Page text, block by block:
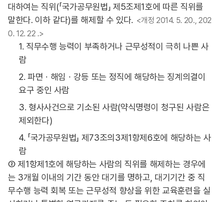
대하여는 직위(「국가공무원법」 제5조제1호에 따른 직위를
말한다. 이하 같다)를 해제할 수 있다. <개정 2014. 5. 20., 202
0. 12. 22 .>
1. 직무수행 능력이 부족하거나 근무성적이 극히 나쁜 사
람
2. 파면ㆍ해임ㆍ강등 또는 정직에 해당하는 징계의결이
요구 중인 사람
3. 형사사건으로 기소된 사람(약식명령이 청구된 사람은
제외한다)
4. 「국가공무원법」 제73조의3제1항제6호에 해당하는 사
람
② 제1항제1호에 해당하는 사람의 직위를 해제하는 경우에
는 3개월 이내의 기간 동안 대기를 명하고, 대기기간 중 직
무수행 능력 회복 또는 근무성적 향상을 위한 교육훈련을 실